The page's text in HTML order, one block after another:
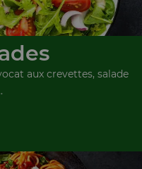
aux crevettes, salade